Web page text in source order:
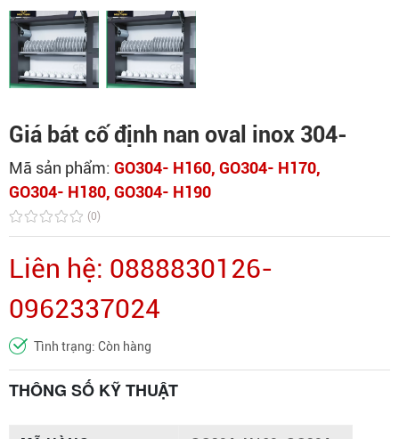
Giá bát cố định nan oval inox 304-
Mã sản phẩm: GO304- H160, GO304- H170,
GO304- H180, GO304- H190
(0)
Liên hệ: 0888830126-
0962337024
Tình trạng: Còn hàng
THÔNG SỐ KỸ THUẬT